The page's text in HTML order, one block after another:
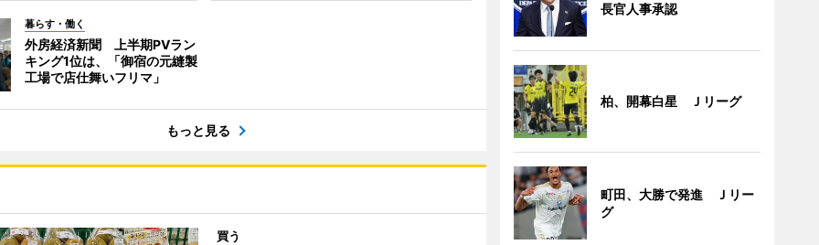
暮らす・働く
外房経済新聞 上半期PVラン
キング1位は、「御宿の元縫製
工場で店仕舞いフリマ」
もっと見る
買う
長官人事承認
柏、開幕白星 Ｊリーグ
町田、大勝で発進 Ｊリー
グ